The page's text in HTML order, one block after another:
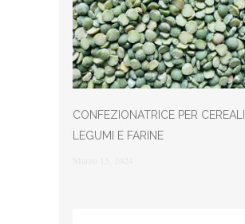
CONFEZIONATRICE PER CEREALI,
LEGUMI E FARINE